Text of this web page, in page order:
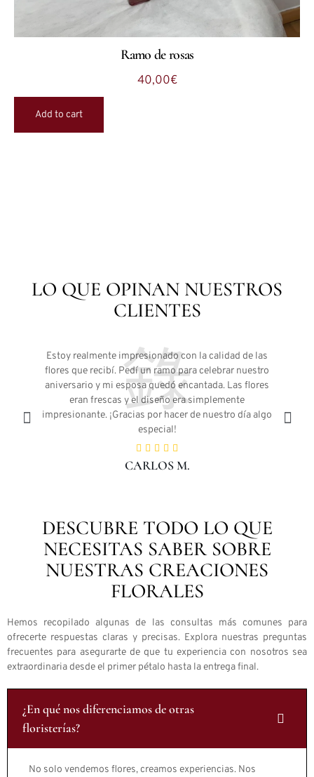
Ramo de rosas
40,00€
Add to cart
LO QUE OPINAN NUESTROS
CLIENTES
Estoy realmente impresionado con la calidad de las
flores que recibí. Pedí un ramo para celebrar nuestro
aniversario y mi esposa quedó encantada. Las flores
eran frescas y el diseño era simplemente
impresionante. ¡Gracias por hacer de nuestro día algo
especial!
CARLOS M.
DESCUBRE TODO LO QUE
NECESITAS SABER SOBRE
NUESTRAS CREACIONES
FLORALES
Hemos recopilado algunas de las consultas más comunes para
ofrecerte respuestas claras y precisas. Explora nuestras preguntas
frecuentes para asegurarte de que tu experiencia con nosotros sea
extraordinaria desde el primer pétalo hasta la entrega final.
¿En qué nos diferenciamos de otras
floristerías?
No solo vendemos flores, creamos experiencias. Nos